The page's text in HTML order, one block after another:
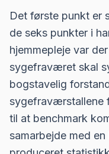
Det første punkt er
de seks punkter i
hjemmepleje var
sygefraværet skal
bogstavelig
sygefraværstallene
til at benchmark
samarbejde med